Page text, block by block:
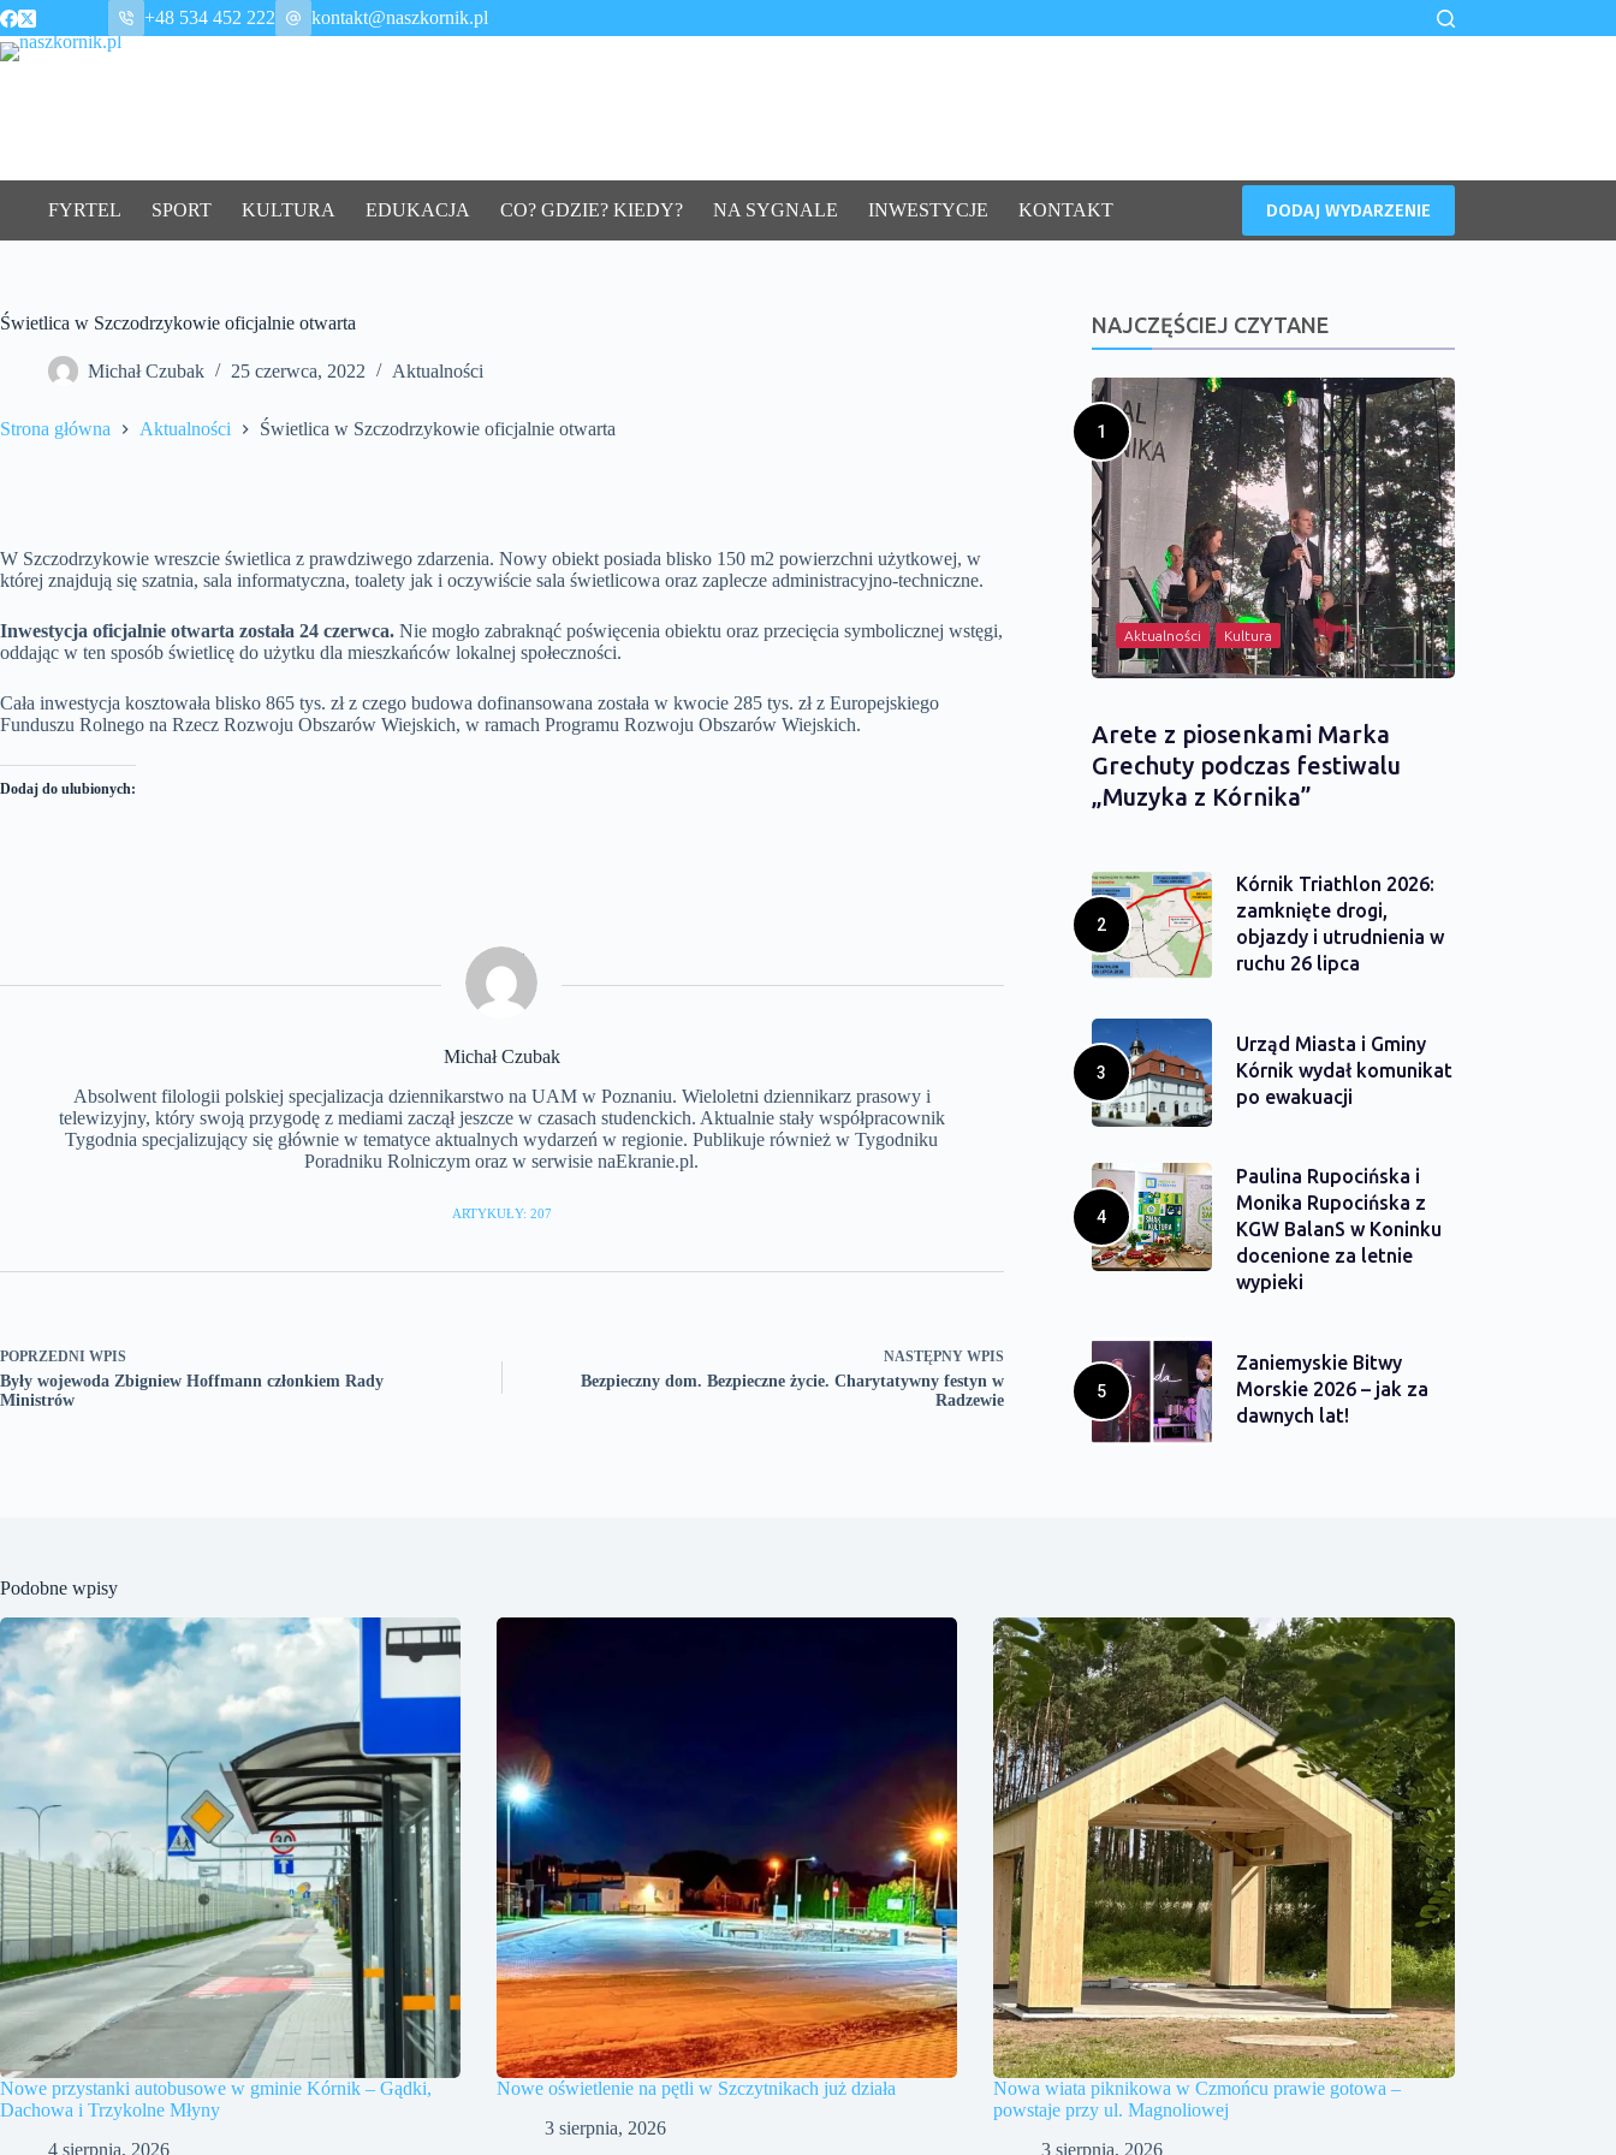
Przejdź
do
treści
+48 534 452 222 kontakt@naszkornik.pl
FYRTEL SPORT KULTURA EDUKACJA CO? GDZIE? KIEDY? NA SYGNALE INWESTYCJE KONTAKT DODAJ WYDARZENIE
Świetlica w Szczodrzykowie oficjalnie otwarta
Michał Czubak 25 czerwca, 2022 Aktualności
Strona główna Aktualności Świetlica w Szczodrzykowie oficjalnie otwarta
W Szczodrzykowie wreszcie świetlica z prawdziwego zdarzenia. Nowy obiekt posiada blisko 150 m2 powierzchni użytkowej, w
której znajdują się szatnia, sala informatyczna, toalety jak i oczywiście sala świetlicowa oraz zaplecze administracyjno-techniczne.
Inwestycja oficjalnie otwarta została 24 czerwca. Nie mogło zabraknąć poświęcenia obiektu oraz przecięcia symbolicznej wstęgi,
oddając w ten sposób świetlicę do użytku dla mieszkańców lokalnej społeczności.
Cała inwestycja kosztowała blisko 865 tys. zł z czego budowa dofinansowana została w kwocie 285 tys. zł z Europejskiego
Funduszu Rolnego na Rzecz Rozwoju Obszarów Wiejskich, w ramach Programu Rozwoju Obszarów Wiejskich.
Dodaj do ulubionych:
Michał Czubak
Absolwent filologii polskiej specjalizacja dziennikarstwo na UAM w Poznaniu. Wieloletni dziennikarz prasowy i
telewizyjny, który swoją przygodę z mediami zaczął jeszcze w czasach studenckich. Aktualnie stały współpracownik
Tygodnia specjalizujący się głównie w tematyce aktualnych wydarzeń w regionie. Publikuje również w Tygodniku
Poradniku Rolniczym oraz w serwisie naEkranie.pl.
ARTYKUŁY: 207
POPRZEDNI WPIS
Były wojewoda Zbigniew Hoffmann członkiem Rady
Ministrów
NASTĘPNY WPIS
Bezpieczny dom. Bezpieczne życie. Charytatywny festyn w
Radzewie
NAJCZĘŚCIEJ CZYTANE
Aktualności Kultura
Arete z piosenkami Marka
Grechuty podczas festiwalu
„Muzyka z Kórnika”
Kórnik Triathlon 2026:
zamknięte drogi,
objazdy i utrudnienia w
ruchu 26 lipca
Urząd Miasta i Gminy
Kórnik wydał komunikat
po ewakuacji
Paulina Rupocińska i
Monika Rupocińska z
KGW BalanS w Koninku
docenione za letnie
wypieki
Zaniemyskie Bitwy
Morskie 2026 – jak za
dawnych lat!
Podobne wpisy
Nowe przystanki autobusowe w gminie Kórnik – Gądki,
Dachowa i Trzykolne Młyny
4 sierpnia, 2026
Nowe oświetlenie na pętli w Szczytnikach już działa
3 sierpnia, 2026
Nowa wiata piknikowa w Czmońcu prawie gotowa –
powstaje przy ul. Magnoliowej
3 sierpnia, 2026